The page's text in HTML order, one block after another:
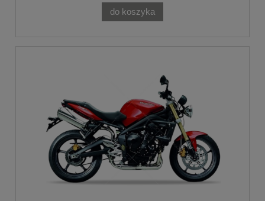
do koszyka